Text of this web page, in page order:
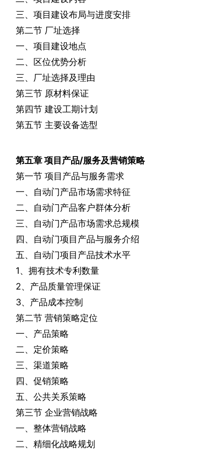
三、项目建设布局与进度安排
第二节 厂址选择
一、项目建设地点
二、区位优势分析
三、厂址选择及理由
第三节 原材料保证
第四节 建设工期计划
第五节 主要设备选型
第五章项目产品/服务及营销策略
第一节 项目产品与服务需求
一、自动门产品市场需求特征
二、自动门产品客户群体分析
三、自动门产品市场需求总规模
四、自动门项目产品与服务介绍
五、自动门项目产品技术水平
1、拥有技术专利数量
2、产品质量管理保证
3、产品成本控制
第二节 营销策略定位
一、产品策略
二、定价策略
三、渠道策略
四、促销策略
五、公共关系策略
第三节 企业营销战略
一、整体营销战略
二、精细化战略规划